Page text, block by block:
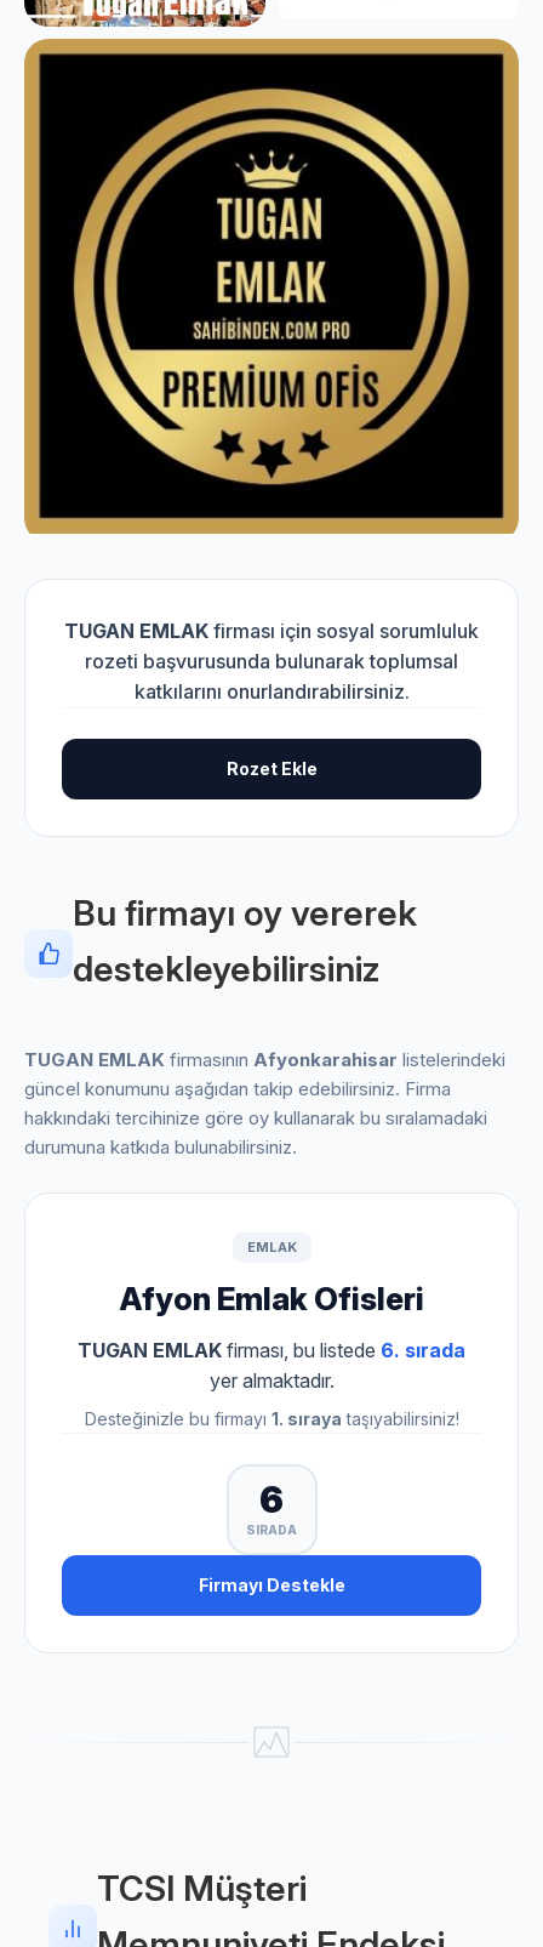
TUGAN EMLAK firması için sosyal sorumluluk
rozeti başvurusunda bulunarak toplumsal
katkılarını onurlandırabilirsiniz.
Rozet Ekle
Bu firmayı oy vererek
destekleyebilirsiniz
TUGAN EMLAK firmasının Afyonkarahisar listelerindeki
güncel konumunu aşağıdan takip edebilirsiniz. Firma
hakkındaki tercihinize göre oy kullanarak bu sıralamadaki
durumuna katkıda bulunabilirsiniz.
EMLAK
Afyon Emlak Ofisleri
TUGAN EMLAK firması, bu listede 6. sırada
yer almaktadır.
Desteğinizle bu firmayı 1. sıraya taşıyabilirsiniz!
6
SIRADA
Firmayı Destekle
TCSI Müşteri